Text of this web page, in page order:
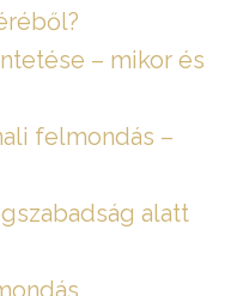
– mikor és
felmondás –
alatt